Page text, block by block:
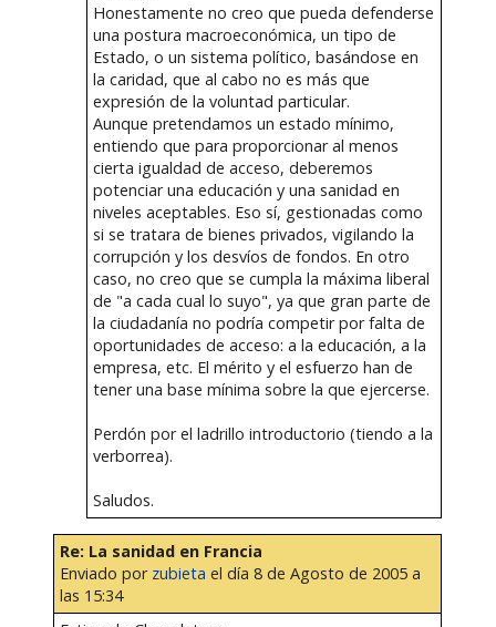
Honestamente no creo que pueda defenderse
una postura macroeconómica, un tipo de
Estado, o un sistema político, basándose en
la caridad, que al cabo no es más que
expresión de la voluntad particular.
Aunque pretendamos un estado mínimo,
entiendo que para proporcionar al menos
cierta igualdad de acceso, deberemos
potenciar una educación y una sanidad en
niveles aceptables. Eso sí, gestionadas como
si se tratara de bienes privados, vigilando la
corrupción y los desvíos de fondos. En otro
caso, no creo que se cumpla la máxima liberal
de "a cada cual lo suyo", ya que gran parte de
la ciudadanía no podría competir por falta de
oportunidades de acceso: a la educación, a la
empresa, etc. El mérito y el esfuerzo han de
tener una base mínima sobre la que ejercerse.
Perdón por el ladrillo introductorio (tiendo a la
verborrea).
Saludos.
Re: La sanidad en Francia
Enviado por zubieta el día 8 de Agosto de 2005 a
las 15:34